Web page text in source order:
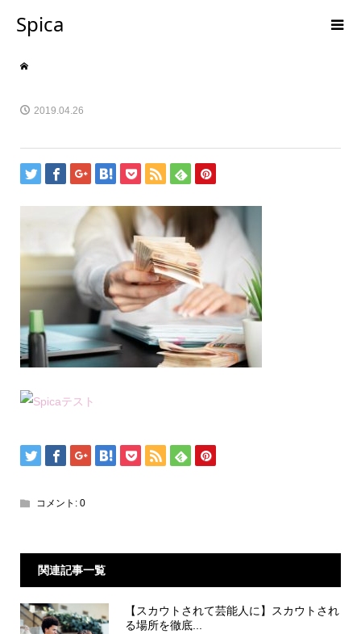
Spica
2019.04.26
コメント: 0
関連記事一覧
【スカウトされて芸能人に】スカウトされ
る場所を徹底...